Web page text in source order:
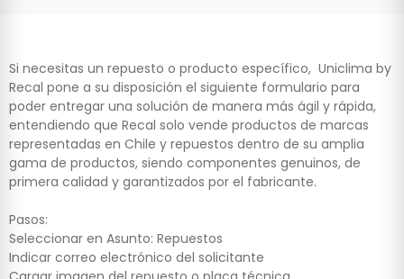
Si necesitas un repuesto o producto específico, Uniclima by
Recal pone a su disposición el siguiente formulario para
poder entregar una solución de manera más ágil y rápida,
entendiendo que Recal solo vende productos de marcas
representadas en Chile y repuestos dentro de su amplia
gama de productos, siendo componentes genuinos, de
primera calidad y garantizados por el fabricante.
Pasos:
Seleccionar en Asunto: Repuestos
Indicar correo electrónico del solicitante